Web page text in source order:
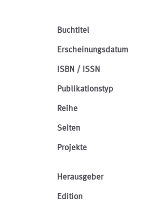
Buchtitel
Erscheinungsdatum
ISBN / ISSN
Publikationstyp
Reihe
Seiten
Projekte
Herausgeber
Edition